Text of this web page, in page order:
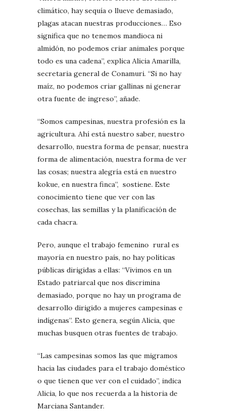
climático, hay sequía o llueve demasiado,
plagas atacan nuestras producciones… Eso
significa que no tenemos mandioca ni
almidón, no podemos criar animales porque
todo es una cadena”, explica Alicia Amarilla,
secretaria general de Conamuri. “Si no hay
maíz, no podemos criar gallinas ni generar
otra fuente de ingreso”, añade.
“Somos campesinas, nuestra profesión es la
agricultura. Ahí está nuestro saber, nuestro
desarrollo, nuestra forma de pensar, nuestra
forma de alimentación, nuestra forma de ver
las cosas; nuestra alegría está en nuestro
kokue, en nuestra finca”, sostiene. Este
conocimiento tiene que ver con las
cosechas, las semillas y la planificación de
cada chacra.
Pero, aunque el trabajo femenino rural es
mayoría en nuestro país, no hay políticas
públicas dirigidas a ellas: “Vivimos en un
Estado patriarcal que nos discrimina
demasiado, porque no hay un programa de
desarrollo dirigido a mujeres campesinas e
indígenas”. Esto genera, según Alicia, que
muchas busquen otras fuentes de trabajo.
“Las campesinas somos las que migramos
hacia las ciudades para el trabajo doméstico
o que tienen que ver con el cuidado”, indica
Alicia, lo que nos recuerda a la historia de
Marciana Santander.